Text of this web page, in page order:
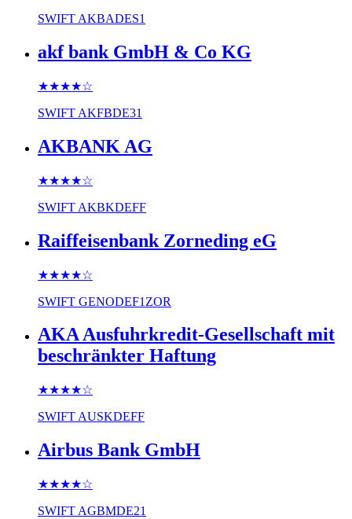
SWIFT AKBADES1
akf bank GmbH & Co KG
★★★★☆
SWIFT AKFBDE31
AKBANK AG
★★★★☆
SWIFT AKBKDEFF
Raiffeisenbank Zorneding eG
★★★★☆
SWIFT GENODEF1ZOR
AKA Ausfuhrkredit-Gesellschaft mit
beschränkter Haftung
★★★★☆
SWIFT AUSKDEFF
Airbus Bank GmbH
★★★★☆
SWIFT AGBMDE21